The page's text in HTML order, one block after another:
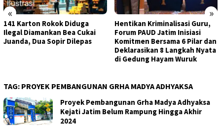
« »
141 Karton Rokok Diduga
Ilegal Diamankan Bea Cukai
Juanda, Dua Sopir Dilepas
Hentikan Kriminalisasi Guru,
Forum PAUD Jatim Inisiasi
Komitmen Bersama 6 Pilar dan
Deklarasikan 8 Langkah Nyata
di Gedung Hayam Wuruk
TAG: PROYEK PEMBANGUNAN GRHA MADYA ADHYAKSA
Proyek Pembangunan Grha Madya Adhyaksa
Kejati Jatim Belum Rampung Hingga Akhir
2024